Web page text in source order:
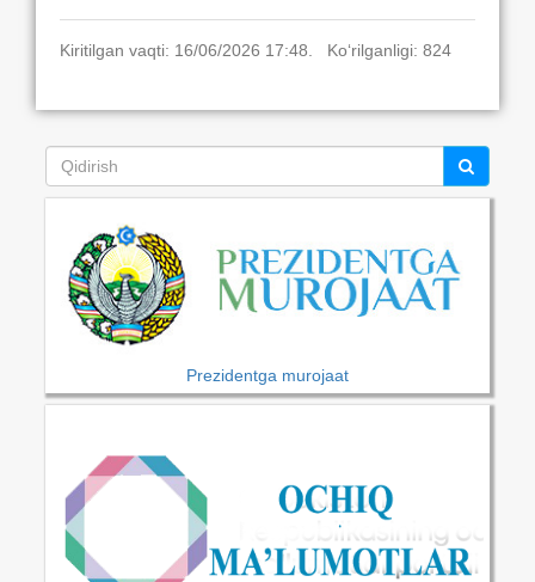
Kiritilgan vaqti: 16/06/2026 17:48. Ko‘rilganligi: 824
Prezidentga murojaat